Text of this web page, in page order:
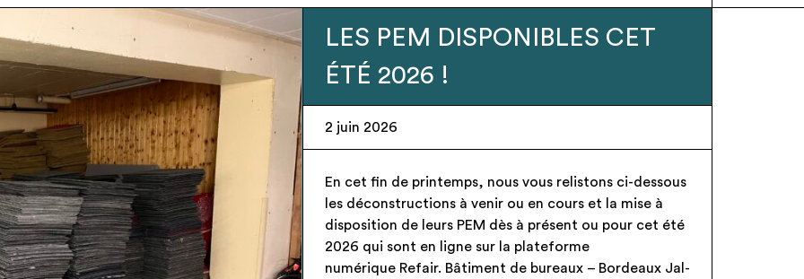
Urgence – Candélabres
recherchent Preneurs !
28 mai 2026
– Espace public – Candélabres neufs (voir la page
produit)disponibilité immédiate jusqu’au 15/06/2026 !!!
PEM neufs et jamais posés ! Les P-E-M sont cédés
gratuitement via une convention de DON (remise et
signée au moment de la reprise) PEM disponibles : –